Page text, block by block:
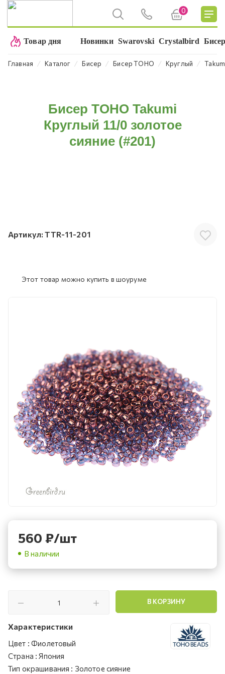
0
Товар дня Новинки Swarovski Crystalbird
Главная ⁄ Каталог ⁄ Бисер ⁄ Бисер TOHO ⁄ Круглый ⁄
Бисер TOHO Takumi
Круглый 11/0 золотое
сияние (#201)
Артикул: TTR-11-201
Этот товар можно купить в шоуруме
560 ₽/шт
В наличии
В КОРЗИНУ
Характеристики
Цвет : Фиолетовый
Страна : Япония
Тип окрашивания : Золотое сияние